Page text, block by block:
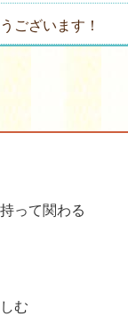
ございます！
って関わる
む